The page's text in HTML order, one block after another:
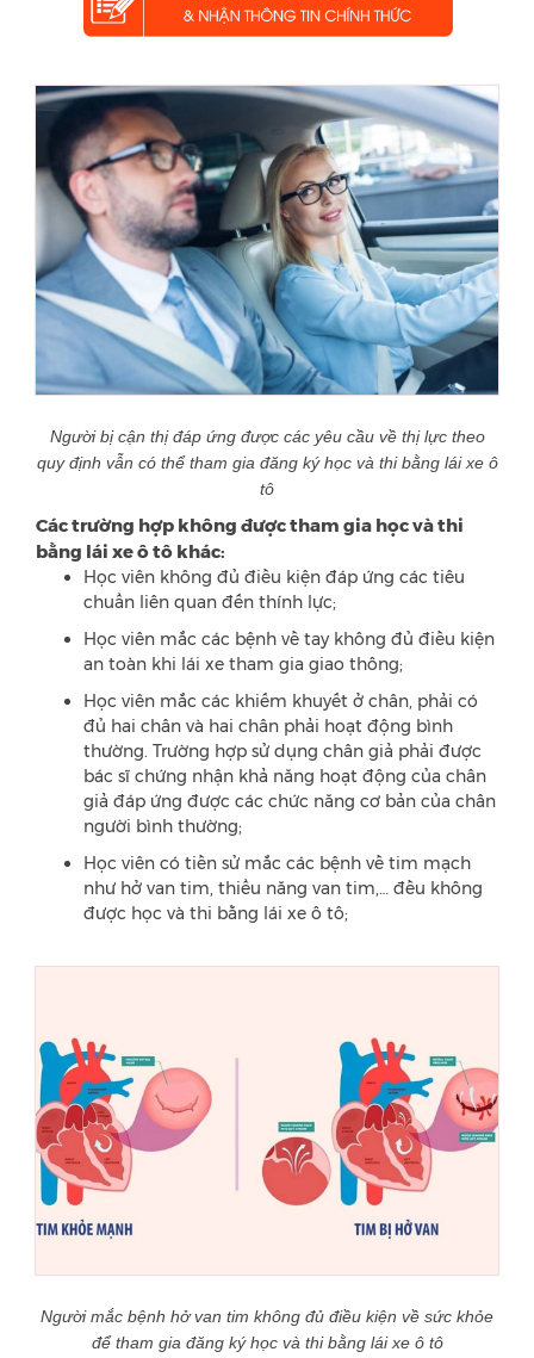
Người bị cận thị đáp ứng được các yêu cầu về thị lực theo
quy định vẫn có thể tham gia đăng ký học và thi bằng lái xe ô
tô
Các trường hợp không được tham gia học và thi
bằng lái xe ô tô khác:
Học viên không đủ điều kiện đáp ứng các tiêu
chuẩn liên quan đến thính lực;
Học viên mắc các bệnh về tay không đủ điều kiện
an toàn khi lái xe tham gia giao thông;
Học viên mắc các khiếm khuyết ở chân, phải có
đủ hai chân và hai chân phải hoạt động bình
thường. Trường hợp sử dụng chân giả phải được
bác sĩ chứng nhận khả năng hoạt động của chân
giả đáp ứng được các chức năng cơ bản của chân
người bình thường;
Học viên có tiền sử mắc các bệnh về tim mạch
như hở van tim, thiểu năng van tim,… đều không
được học và thi bằng lái xe ô tô;
Người mắc bệnh hở van tim không đủ điều kiện về sức khỏe
để tham gia đăng ký học và thi bằng lái xe ô tô